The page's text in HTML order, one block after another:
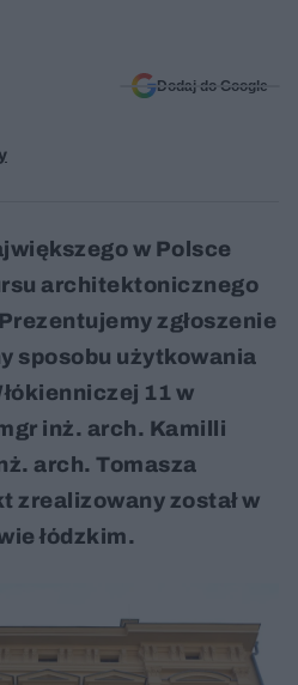
Dodaj do Google
w Polsce
architektonicznego
zgłoszenie
sposobu użytkowania
11 w
inż. arch. Kamilli
arch. Tomasza
zrealizowany został w
łódzkim.